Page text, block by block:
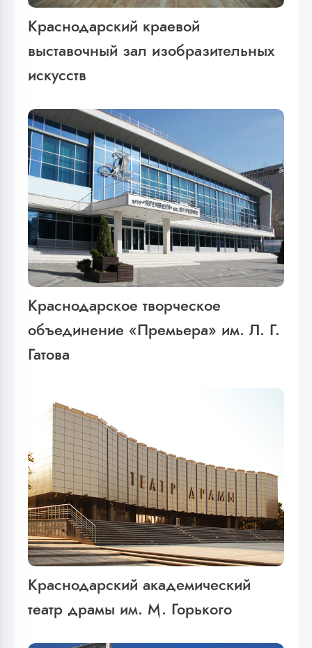
Краснодарский краевой
выставочный зал изобразительных
искусств
Краснодарское творческое
объединение «Премьера» им. Л. Г.
Гатова
Краснодарский академический
театр драмы им. М. Горького